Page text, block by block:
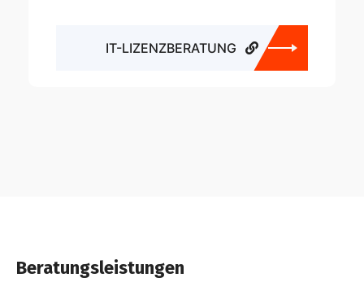
IT-LIZENZBERATUNG
Beratungsleistungen